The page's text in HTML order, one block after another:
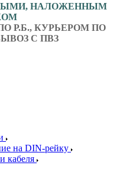
НАЛОЖЕННЫМ
Р.Б., КУРЬЕРОМ ПО
С ПВЗ
на DIN-рейку
кабеля